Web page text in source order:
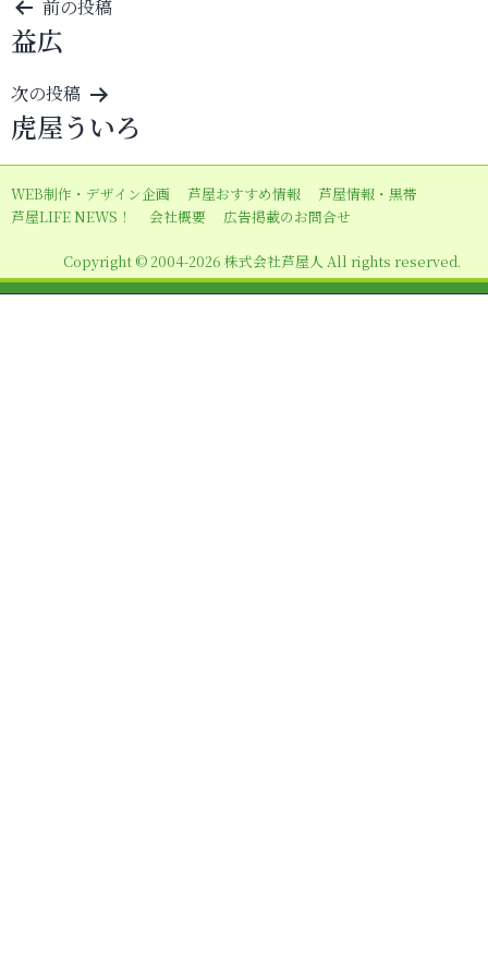
投
稿
ナ
ビ
ゲ
ー
シ
ン
前の投稿
益広
次の投稿
虎屋ういろ
WEB制作・デザイン企画 芦屋おすすめ情報
芦屋情報・黒帯
芦屋LIFE NEWS！
会社概要 広告掲載のお問合せ
Copyright © 2004-2026 株式会社芦屋人 All rights reserved.